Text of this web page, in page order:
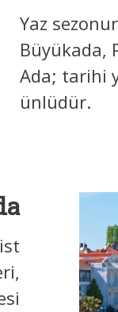
Yaz
Büyükada,
Ada; tarihi
ünlüdür.